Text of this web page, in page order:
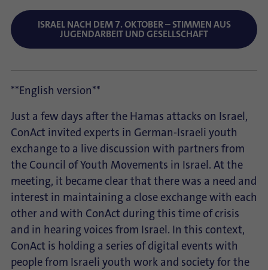
ISRAEL NACH DEM 7. OKTOBER – STIMMEN AUS
JUGENDARBEIT UND GESELLSCHAFT
**English version**
Just a few days after the Hamas attacks on Israel,
ConAct invited experts in German-Israeli youth
exchange to a live discussion with partners from
the Council of Youth Movements in Israel. At the
meeting, it became clear that there was a need and
interest in maintaining a close exchange with each
other and with ConAct during this time of crisis
and in hearing voices from Israel. In this context,
ConAct is holding a series of digital events with
people from Israeli youth work and society for the